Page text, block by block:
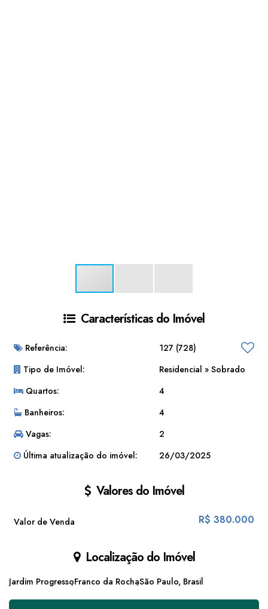
Características do Imóvel
Referência: 127 (728)
Tipo de Imóvel:
Residencial » Sobrado
Quartos:
4
Banheiros:
4
Vagas:
2
Última atualização do imóvel:
26/03/2025
Valores do Imóvel
R$ 380.000
Valor de Venda
Localização do Imóvel
Jardim ProgressoFranco da RochaSão Paulo, Brasil